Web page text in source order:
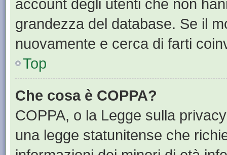
account degli utenti che non
grandezza del database. Se il
nuovamente e cerca di farti
Top
Che cosa è COPPA?
COPPA, o la Legge sulla
una legge statunitense che